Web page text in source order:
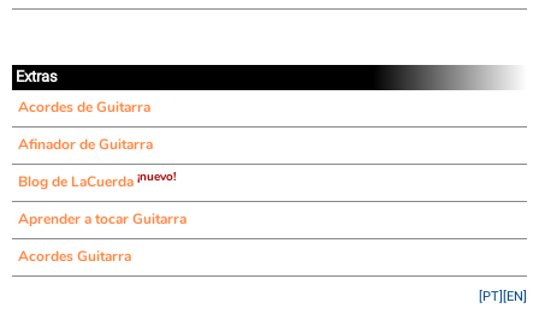
Extras
Acordes de Guitarra
Afinador de Guitarra
Blog de LaCuerda ¡nuevo!
Aprender a tocar Guitarra
Acordes Guitarra
[EN]
[PT]